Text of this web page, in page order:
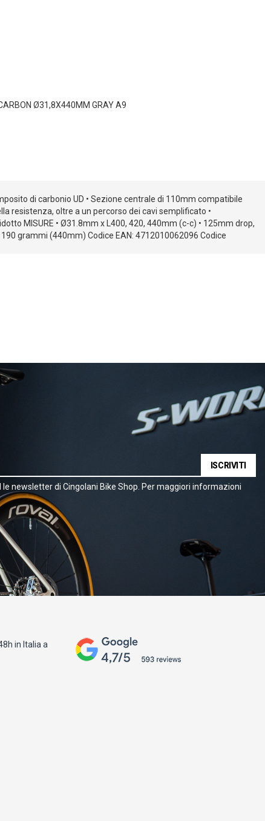
Ø31,8X440MM GRAY A9
di carbonio UD • Sezione centrale di 110mm compatibile
resistenza, oltre a un percorso dei cavi semplificato •
MISURE • Ø31.8mm x L400, 420, 440mm (c-c) • 125mm drop,
grammi (440mm) Codice EAN: 4712010062096 Codice
ISCRIVITI
newsletter di Cingolani Bike Shop. Per maggiori informazioni
in Italia a